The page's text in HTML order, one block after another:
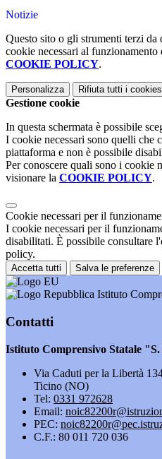
Notizie
Questo sito o gli strumenti terzi
cookie necessari al
COOKIE POLICY.
Personalizza Rifiuta tutti i cookies
Gestione cookie
In questa schermata è possibile
I cookie necessari sono quelli che
piattaforma e non è possibile
Per conoscere quali sono i cookie
visionare la COOKIE POLICY.
Cookie necessari per il
I cookie necessari per il
disabilitati. È possibile consultare
policy.
Accetta tutti Salva le preferenze
Istituto
Contatti
Istituto Comprensivo Statale
Via Caduti per la Libertà
Ticino (NO)
Tel: 0331 972628
Email:
PEC:
C.F.: 80 011 720 036